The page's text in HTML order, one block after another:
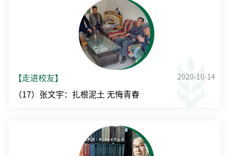
2020-10-14
【走进校友】
（17）张文宇：扎根泥土 无悔青春